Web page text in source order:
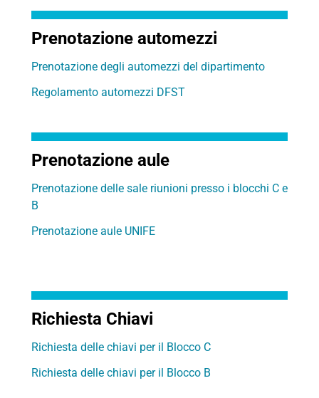
Prenotazione automezzi
Prenotazione degli automezzi del dipartimento
Regolamento automezzi DFST
Prenotazione aule
Prenotazione delle sale riunioni presso i blocchi C e
B
Prenotazione aule UNIFE
Richiesta Chiavi
Richiesta delle chiavi per il Blocco C
Richiesta delle chiavi per il Blocco B